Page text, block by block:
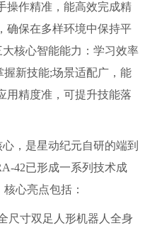
操作精准，能高效完成精
确保在多样环境中保持平
核心智能能力：学习效率
新技能;场景适配广，能
用精度准，可提升技能落
，是星动纪元自研的端到
42已形成一系列技术成
心亮点包括：
尺寸双足人形机器人全身